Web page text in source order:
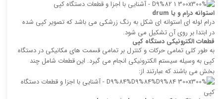
استوانه درام و یا drum
درام لوله ای استوانه ای شکل به رنگ زرشکی می باشد که تصویر کپی شده
در ابتدا بر روی آن تشکیل می شود.
قطعات الکترونیکی دستگاه کپی
به طور کلی تمامی حرکات و کنترل بر تمامی قسمت های مکانیکی در دستگاه
کپی به وسیله سیستم الکترونیکی انجام می گیرد. این قطعات شامل چند
بخش می باشند که عبارتند از: